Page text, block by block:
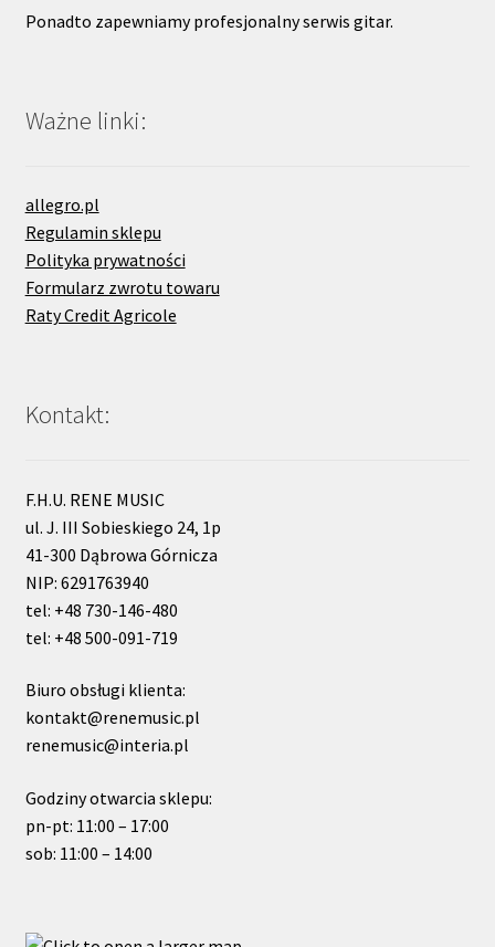
Ponadto zapewniamy profesjonalny serwis gitar.
Ważne linki:
allegro.pl
Regulamin sklepu
Polityka prywatności
Formularz zwrotu towaru
Raty Credit Agricole
Kontakt:
F.H.U. RENE MUSIC
ul. J. III Sobieskiego 24, 1p
41-300 Dąbrowa Górnicza
NIP: 6291763940
tel: +48 730-146-480
tel: +48 500-091-719
Biuro obsługi klienta:
kontakt@renemusic.pl
renemusic@interia.pl
Godziny otwarcia sklepu:
pn-pt: 11:00 – 17:00
sob: 11:00 – 14:00